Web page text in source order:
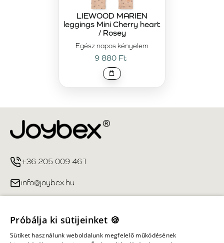
Egész napos kényelem
LIEWOOD MARIEN
leggings Mini Cherry heart
/ Rosey
9 880 Ft
+36 205 009 461
info@joybex.hu
Fiókom
Próbálja ki sütijeinket 🍪
Sütiket használunk weboldalunk megfelelő működésének